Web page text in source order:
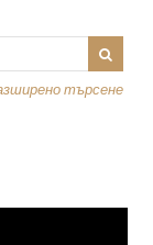
търсене